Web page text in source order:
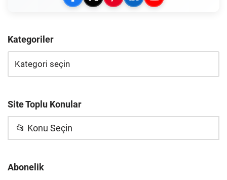
Kategoriler
Site Toplu Konular
📂 Konu Seçin
Abonelik